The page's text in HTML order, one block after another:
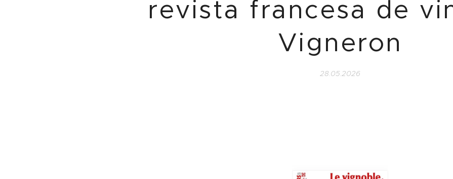
revista francesa de
Vigneron
28.05.2026